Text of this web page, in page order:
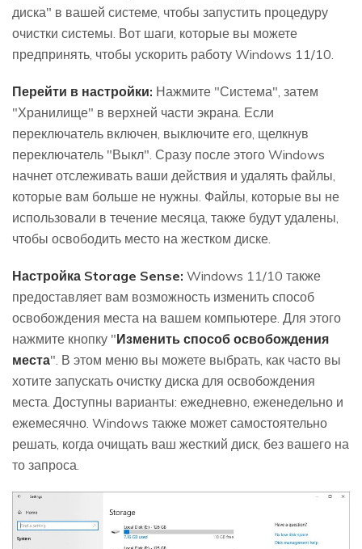
диска" в вашей системе, чтобы запустить процедуру
очистки системы. Вот шаги, которые вы можете
предпринять, чтобы ускорить работу Windows 11/10.
Перейти в настройки: Нажмите "Система", затем
"Хранилище" в верхней части экрана. Если
переключатель включен, выключите его, щелкнув
переключатель "Выкл". Сразу после этого Windows
начнет отслеживать ваши действия и удалять файлы,
которые вам больше не нужны. Файлы, которые вы не
использовали в течение месяца, также будут удалены,
чтобы освободить место на жестком диске.
Настройка Storage Sense: Windows 11/10 также
предоставляет вам возможность изменить способ
освобождения места на вашем компьютере. Для этого
нажмите кнопку "Изменить способ освобождения
места". В этом меню вы можете выбрать, как часто вы
хотите запускать очистку диска для освобождения
места. Доступны варианты: ежедневно, еженедельно и
ежемесячно. Windows также может самостоятельно
решать, когда очищать ваш жесткий диск, без вашего на
то запроса.